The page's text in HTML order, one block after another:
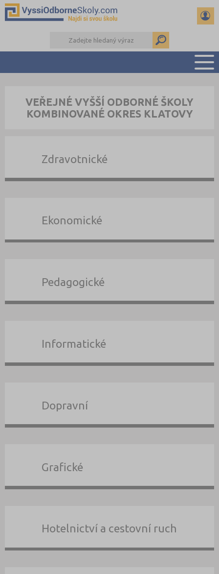
PŘÍPRAVA NA PŘIJÍMAČKY
KALENDÁŘ AKCÍ
VEŘEJNÉ VYŠŠÍ ODBORNÉ ŠKOLY
KOMBINOVANÉ OKRES KLATOVY
Zdravotnické
Ekonomické
Pedagogické
Informatické
Dopravní
Grafické
Hotelnictví a cestovní ruch